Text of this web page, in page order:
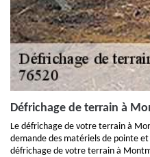
Défrichage de terrain à
Le défrichage de votre terrain à
demande des matériels de pointe
défrichage de votre terrain à